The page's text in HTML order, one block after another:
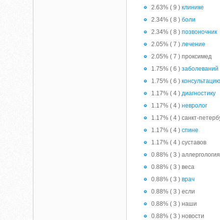
2.63% ( 9 )клинике
2.34% ( 8 )боли
2.34% ( 8 )позвоночник
2.05% ( 7 )лечение
2.05% ( 7 ) проксимед
1.75% ( 6 )заболеваний
1.75% ( 6 )консультацию
1.17% ( 4 )диагностику
1.17% ( 4 )невролог
1.17% ( 4 ) санкт-
1.17% ( 4 )спине
1.17% ( 4 ) суставов
0.88% ( 3 ) аллергология
0.88% ( 3 ) веса
0.88% ( 3 )врач
0.88% ( 3 ) если
0.88% ( 3 ) наши
0.88% ( 3 ) новости